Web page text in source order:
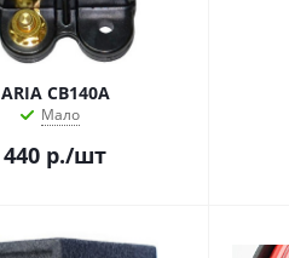
ARIA CB140A
Мало
440 р./шт